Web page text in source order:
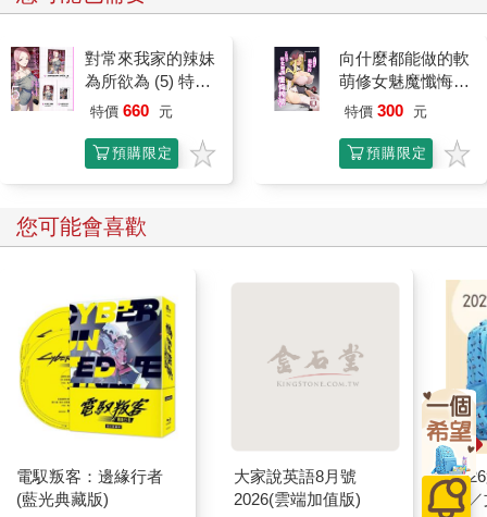
對常來我家的辣妹
為所欲為 (5) 特裝
版
特價 660 元
預購限定
向什麼都能做的軟
萌修女魅魔懺悔榨
精
特價 300 元
預購限定
您可能會喜歡
電馭叛客：邊緣行者
(藍光典藏版)
大家說英語8月號
2026(雲端加值版)
組